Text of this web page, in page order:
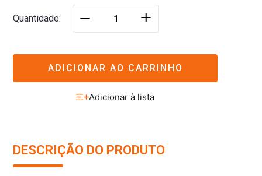
Quantidade ＋
ADICIONAR AO CARRINHO
DESCRIÇÃO DO PRODUTO